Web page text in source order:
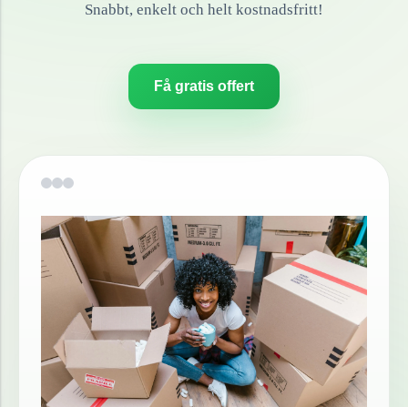
Snabbt, enkelt och helt kostnadsfritt!
Få gratis offert